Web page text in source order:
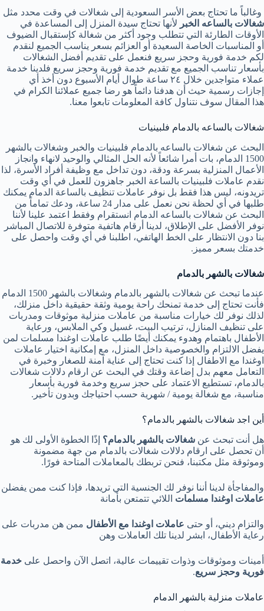
وغالباً ما تحتاج بعض الأسر السعودية إلى شغالات في وقت محدد مثل
شغالات بالساعه الخبر لأنها تحتاج سيدة المنزل إلى المساعدة في
الأوقات الطارئة التي تتطلب وجود أكثر من شغالة كإستقبال الضيوف
أو المناسبات الخاصة السعيدة أو العزائم بسعر يناسب الجميع لنقدم
لكم خدمة فورية وحجز سريع فنعمل على تقديم أفضل الشغالات
بأسعار تناسب الجميع مع تقديم خدمة فورية وحجز سريع فلدينا خدمة
عملاء متواجدين خلال ٢٤ ساعة طوال أيام الأسبوع دون أخذ أي
إجازات رسمية حيث أن هدفنا دائماً هو رضا جميع عملائنا الكرام في
هذا المقال سوف نتناول كافة المعلومات تابعوا معنا.
شغالات بالساعه بالدمام فلبينيات
البحث عن شغالات بالساعه بالدمام فلبينيات والخبر وشغالات بالشهر
1500 الدمام، بات أمرا شائعاً لأنه الحل المثالي والوحيد لانهاء وانجاز
الأعمال المنزلية بسرعة ودقة، دون تداخل مع وظيفة أفراد الأسرة، لذا
نقدم عاملات فلبينيات بالساعة الخبر جاهزون للعمل في أي وقت
تريدونه، ليس هذا فقط بل نوفر عاملات تنظيف بالساعة الدمام يمكنك
طلبها في أي لحظة نحن نعمل على مدار 24 ساعة، ودعك تماماً من
البحث عن شغالات بالساعه الدمام انستقرام وفقط اعتمد علينا لأننا
نوفر الأفضل على الإطلاق، لدينا أرقام هاتفية متوفرة للاتصال المباشر
بنا دون الانتظار على الخط الهاتفي، اطلبنا في أي وقت واحصل على
خدمتك بسعر مميز.
شغالات بالشهر بالدمام
عندما تبحث عن شغالات بالشهر بالدمام وشغالات بالشهر 1500 الدمام
فأنت تحتاج إلى خدمة تمنحك راحة يومية وثقة حقيقية داخل منزلك،
لذلك نوفر لك خيارات مناسبة من عاملات منزلية موثوقات ومدربات
على تنظيف المنازل، ترتيب البيت، غسيل وكي الملابس، ورعاية
الأطفال باهتمام وهدوء يمكنك أيضًا طلب عاملات اوغندا مسلمات لمن
يفضل الالتزام والخصوصية داخل المنزل، مع إمكانية اختيار عاملات
اوغندا مع الاطفال إذا كنت تحتاج إلى عناية آمنة للصغار وخبرة في
التعامل معهم بدل إضاعة وقتك في البحث عن ارقام دلالات شغالات
بالدمام، تستطيع الاعتماد على حجز سريع وخدمة فورية بأسعار
مناسبة، مع شغالة يومية / شهرية حسب احتياجك وبدون تأخير.
أين اجد شغالات بالشهر بالدمام؟
هل أنت تبحث عن شغالات بالشهر بالدمام؟ إذًا الخطوة الأولى لك هو
أن تحصل على ارقام دلالات شغالات بالدمام من جهة مضمونة
وموثوقة مثل مكتبنا، فنحن تربطك بالمعاملات المتاحة فورًا.
والمفاجأة لدينا أننا نوفر لك الجنسية التي تريدها، فإذا كنت ممن يفضلن
عاملات اوغندا مسلمات اللائي تتمتعن بأمانة
والتزام ديني، أو حتى عاملات اوغندا مع الأطفال ممن هن مدربات على
رعاية الأطفال، ابشر لدينا تلك العاملات وهن
أمينات وموثوقات وذوات تقييمات عالية، اتصل الآن واحصل على خدمة
فورية وحجز سريع.
عاملات منزلية بالشهر الدمام